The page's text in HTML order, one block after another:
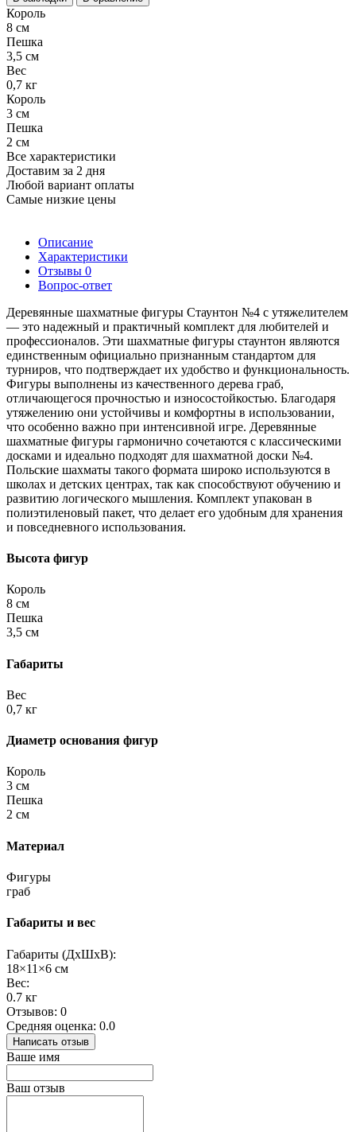
Король
8 см
Пешка
3,5 см
Вес
0,7 кг
Король
3 см
Пешка
2 см
Все характеристики
Доставим за 2 дня
Любой вариант оплаты
Самые низкие цены
Описание
Характеристики
Отзывы 0
Вопрос-ответ
Деревянные шахматные фигуры Стаунтон №4 с утяжелителем
— это надежный и практичный комплект для любителей и
профессионалов. Эти шахматные фигуры стаунтон являются
единственным официально признанным стандартом для
турниров, что подтверждает их удобство и функциональность.
Фигуры выполнены из качественного дерева граб,
отличающегося прочностью и износостойкостью. Благодаря
утяжелению они устойчивы и комфортны в использовании,
что особенно важно при интенсивной игре. Деревянные
шахматные фигуры гармонично сочетаются с классическими
досками и идеально подходят для шахматной доски №4.
Польские шахматы такого формата широко используются в
школах и детских центрах, так как способствуют обучению и
развитию логического мышления. Комплект упакован в
полиэтиленовый пакет, что делает его удобным для хранения
и повседневного использования.
Высота фигур
Король
8 см
Пешка
3,5 см
Габариты
Вес
0,7 кг
Диаметр основания фигур
Король
3 см
Пешка
2 см
Материал
Фигуры
граб
Габариты и вес
Габариты (ДхШхВ):
18×11×6 см
Вес:
0.7 кг
Отзывов: 0
Средняя оценка: 0.0
Написать отзыв
Ваше имя
Ваш отзыв